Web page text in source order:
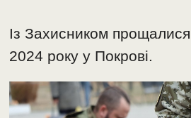
Із Захисником
2024 року у Покрові.